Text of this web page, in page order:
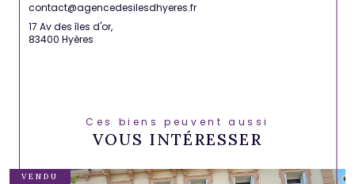
contact@agencedesilesdhyeres.fr
17 Av des îles d'or,
83400 Hyères
Ces biens peuvent aussi
VOUS INTÉRESSER
VENDU